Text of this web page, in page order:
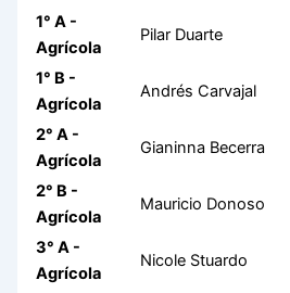
1° A -
Agrícola
Pilar Duarte
1° B -
Agrícola
Andrés Carvajal
2° A -
Agrícola
Gianinna Becerra
2° B -
Agrícola
Mauricio Donoso
3° A -
Agrícola
Nicole Stuardo